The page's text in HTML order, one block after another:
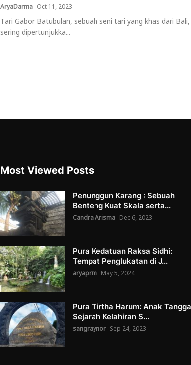
AryaDarma Oct 11, 2023
Tari Gabor Batubulan, sebuah seni tari yang khas dari Bali,
sering dipertunjukka...
Most Viewed Posts
Penunggun Karang : Sebuah
Benteng Kuat Skala serta...
Candra Arisma Dec 6, 2023
Pura Kedatuan Raksa Sidhi:
Tempat Penglukatan di J...
aryaprm May 5, 2024
Pura Tirtha Harum: Anak Tangga
Sejarah Kelahiran S...
sangraynor Sep 24, 2023